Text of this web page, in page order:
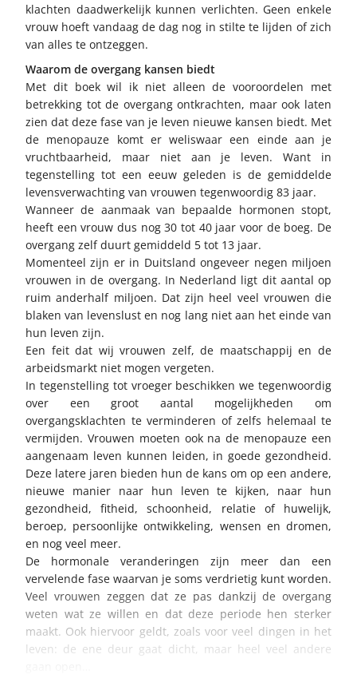
klachten daadwerkelijk kunnen verlichten. Geen enkele
vrouw hoeft vandaag de dag nog in stilte te lijden of zich
van alles te ontzeggen.
Waarom de overgang kansen biedt
Met dit boek wil ik niet alleen de vooroordelen met
betrekking tot de overgang ontkrachten, maar ook laten
zien dat deze fase van je leven nieuwe kansen biedt. Met
de menopauze komt er weliswaar een einde aan je
vruchtbaarheid, maar niet aan je leven. Want in
tegenstelling tot een eeuw geleden is de gemiddelde
levensverwachting van vrouwen tegenwoordig 83 jaar.
Wanneer de aanmaak van bepaalde hormonen stopt,
heeft een vrouw dus nog 30 tot 40 jaar voor de boeg. De
overgang zelf duurt gemiddeld 5 tot 13 jaar.
Momenteel zijn er in Duitsland ongeveer negen miljoen
vrouwen in de overgang. In Nederland ligt dit aantal op
ruim anderhalf miljoen. Dat zijn heel veel vrouwen die
blaken van levenslust en nog lang niet aan het einde van
hun leven zijn.
Een feit dat wij vrouwen zelf, de maatschappij en de
arbeidsmarkt niet mogen vergeten.
In tegenstelling tot vroeger beschikken we tegenwoordig
over een groot aantal mogelijkheden om
overgangsklachten te verminderen of zelfs helemaal te
vermijden. Vrouwen moeten ook na de menopauze een
aangenaam leven kunnen leiden, in goede gezondheid.
Deze latere jaren bieden hun de kans om op een andere,
nieuwe manier naar hun leven te kijken, naar hun
gezondheid, fitheid, schoonheid, relatie of huwelijk,
beroep, persoonlijke ontwikkeling, wensen en dromen,
en nog veel meer.
De hormonale veranderingen zijn meer dan een
vervelende fase waarvan je soms verdrietig kunt worden.
Veel vrouwen zeggen dat ze pas dankzij de overgang
weten wat ze willen en dat deze periode hen sterker
maakt. Ook hiervoor geldt, zoals voor veel dingen in het
leven: de ene deur gaat dicht, maar heel veel andere